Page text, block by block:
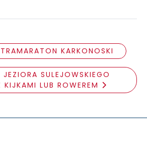
KARKONOSKI
SULEJOWSKIEGO
KIJKAMI LUB ROWEREM